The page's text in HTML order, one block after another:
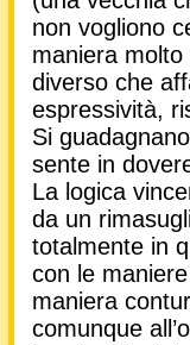
non vogliono
maniera
diverso che
espressività,
Si
sente in
La logica
da un
totalmente in
con le
maniera
comunque